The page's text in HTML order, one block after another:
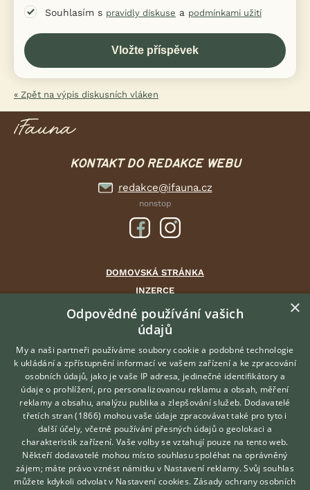
Souhlasím s pravidly diskuse a podmínkami užití
« Zpět na výpis diskusních vláken
KONTAKT DO REDAKCE WEBU
redakce@ifauna.cz
nonstop
DOMOVSKÁ STRÁNKA
INZERCE
DISKUSE
ČLÁNKY
CHOVATELSKÉ STANICE
ATLAS
O nás
Kontakt
Možnosti zvýraznění inzerátů
Podmínky užití
Zpracování osobních údajů
Hledáte zvířecího kamaráda?
Zdarma vám poradí
VETERINÁŘ ONLINE
KONZULTOVAT S
VETERINÁŘEM
×
Odpovědné používání vašich
údajů
My a naši partneři používáme soubory cookie a podobné technologie
k ukládání a zpřístupnění informací ve vašem zařízení a ke zpracování
osobních údajů, jako je vaše IP adresa, jedinečné identifikátory a
údaje o prohlížení, pro personalizovanou reklamu a obsah, měření
reklamy a obsahu, analýzu publika a zlepšování služeb. Dodavatelé
třetích stran (1866) mohou vaše údaje zpracovávat také pro tyto i
další účely, včetně používání přesných údajů o geolokaci a
charakteristik zařízení. Vaše volby se vztahují pouze na tento web.
Někteří dodavatelé mohou místo souhlasu spoléhat na oprávněný
zájem; máte právo vznést námitku v Nastavení reklamy. Svůj souhlas
můžete kdykoli odvolat v Nastavení cookies. Zásady ochrany osobních